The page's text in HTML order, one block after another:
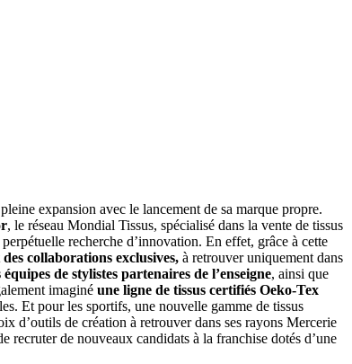
expansion avec le lancement de sa marque propre.
, le réseau Mondial Tissus, spécialisé dans la vente de tissus
recherche d’innovation. En effet, grâce à cette
collaborations exclusives, à retrouver uniquement dans
de stylistes partenaires de l’enseigne, ainsi que
imaginé une ligne de tissus certifiés Oeko-Tex
Et pour les sportifs, une nouvelle gamme de tissus
d’outils de création à retrouver dans ses rayons Mercerie
recruter de nouveaux candidats à la franchise dotés d’une